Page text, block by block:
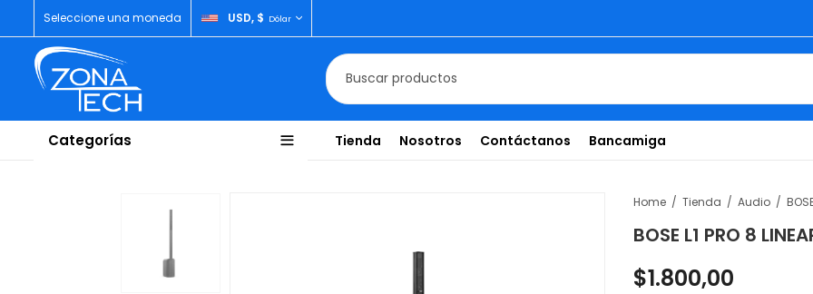
Seleccione una moneda USD, $ Dólar
Categorías Tienda Nosotros Contáctanos Bancamiga
Home Tienda Audio
BOSE L1 PRO 8
$1.800,00